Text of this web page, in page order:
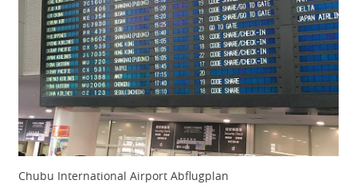
Chubu International Airport Abflugplan